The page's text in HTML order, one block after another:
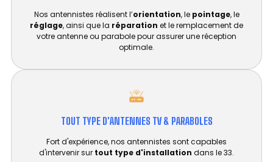
Nos antennistes réalisent l’orientation, le pointage, le
réglage, ainsi que la réparation et le remplacement de
votre antenne ou parabole pour assurer une réception
optimale.
TOUT TYPE D'ANTENNES TV & PARABOLES
Fort d'expérience, nos antennistes sont capables
d'intervenir sur tout type d'installation dans le 33.